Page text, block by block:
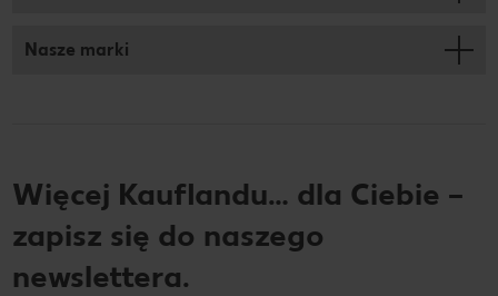
Nasze marki
Więcej Kauflandu… dla Ciebie –
zapisz się do naszego
newslettera.